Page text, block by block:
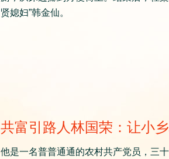
贤媳妇”韩金仙。
共富引路人林国荣：让小
他是一名普普通通的农村共产党员，三